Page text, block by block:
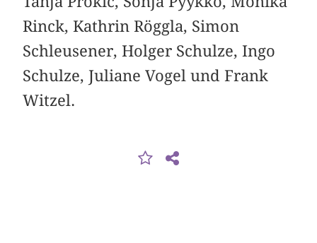
Rinck, Kathrin Röggla, Simon
Schleusener, Holger Schulze, Ingo
Schulze, Juliane Vogel und Frank
Witzel.